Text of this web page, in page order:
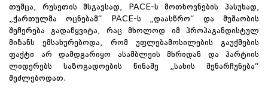
თუმცა, რუსეთის მსგავსად, PACE-ს მოთხოვნების პასუხად,
„ქართულმა ოცნებამ“ PACE-ს „დაასწრო“ და მუშაობის
შეჩერება გადაწყვიტა, რაც მხოლოდ იმ პროპაგანდისტულ
მიზანს ემსახურებოდა, რომ უფლებამოსილების გაუქმების
ფაქტი არ დამდგარიყო ასამბლეის მხრიდან და პარტიის
ლიდერებს საზოგადოების წინაშე „სახის შენარჩუნება“
შეძლებოდათ.